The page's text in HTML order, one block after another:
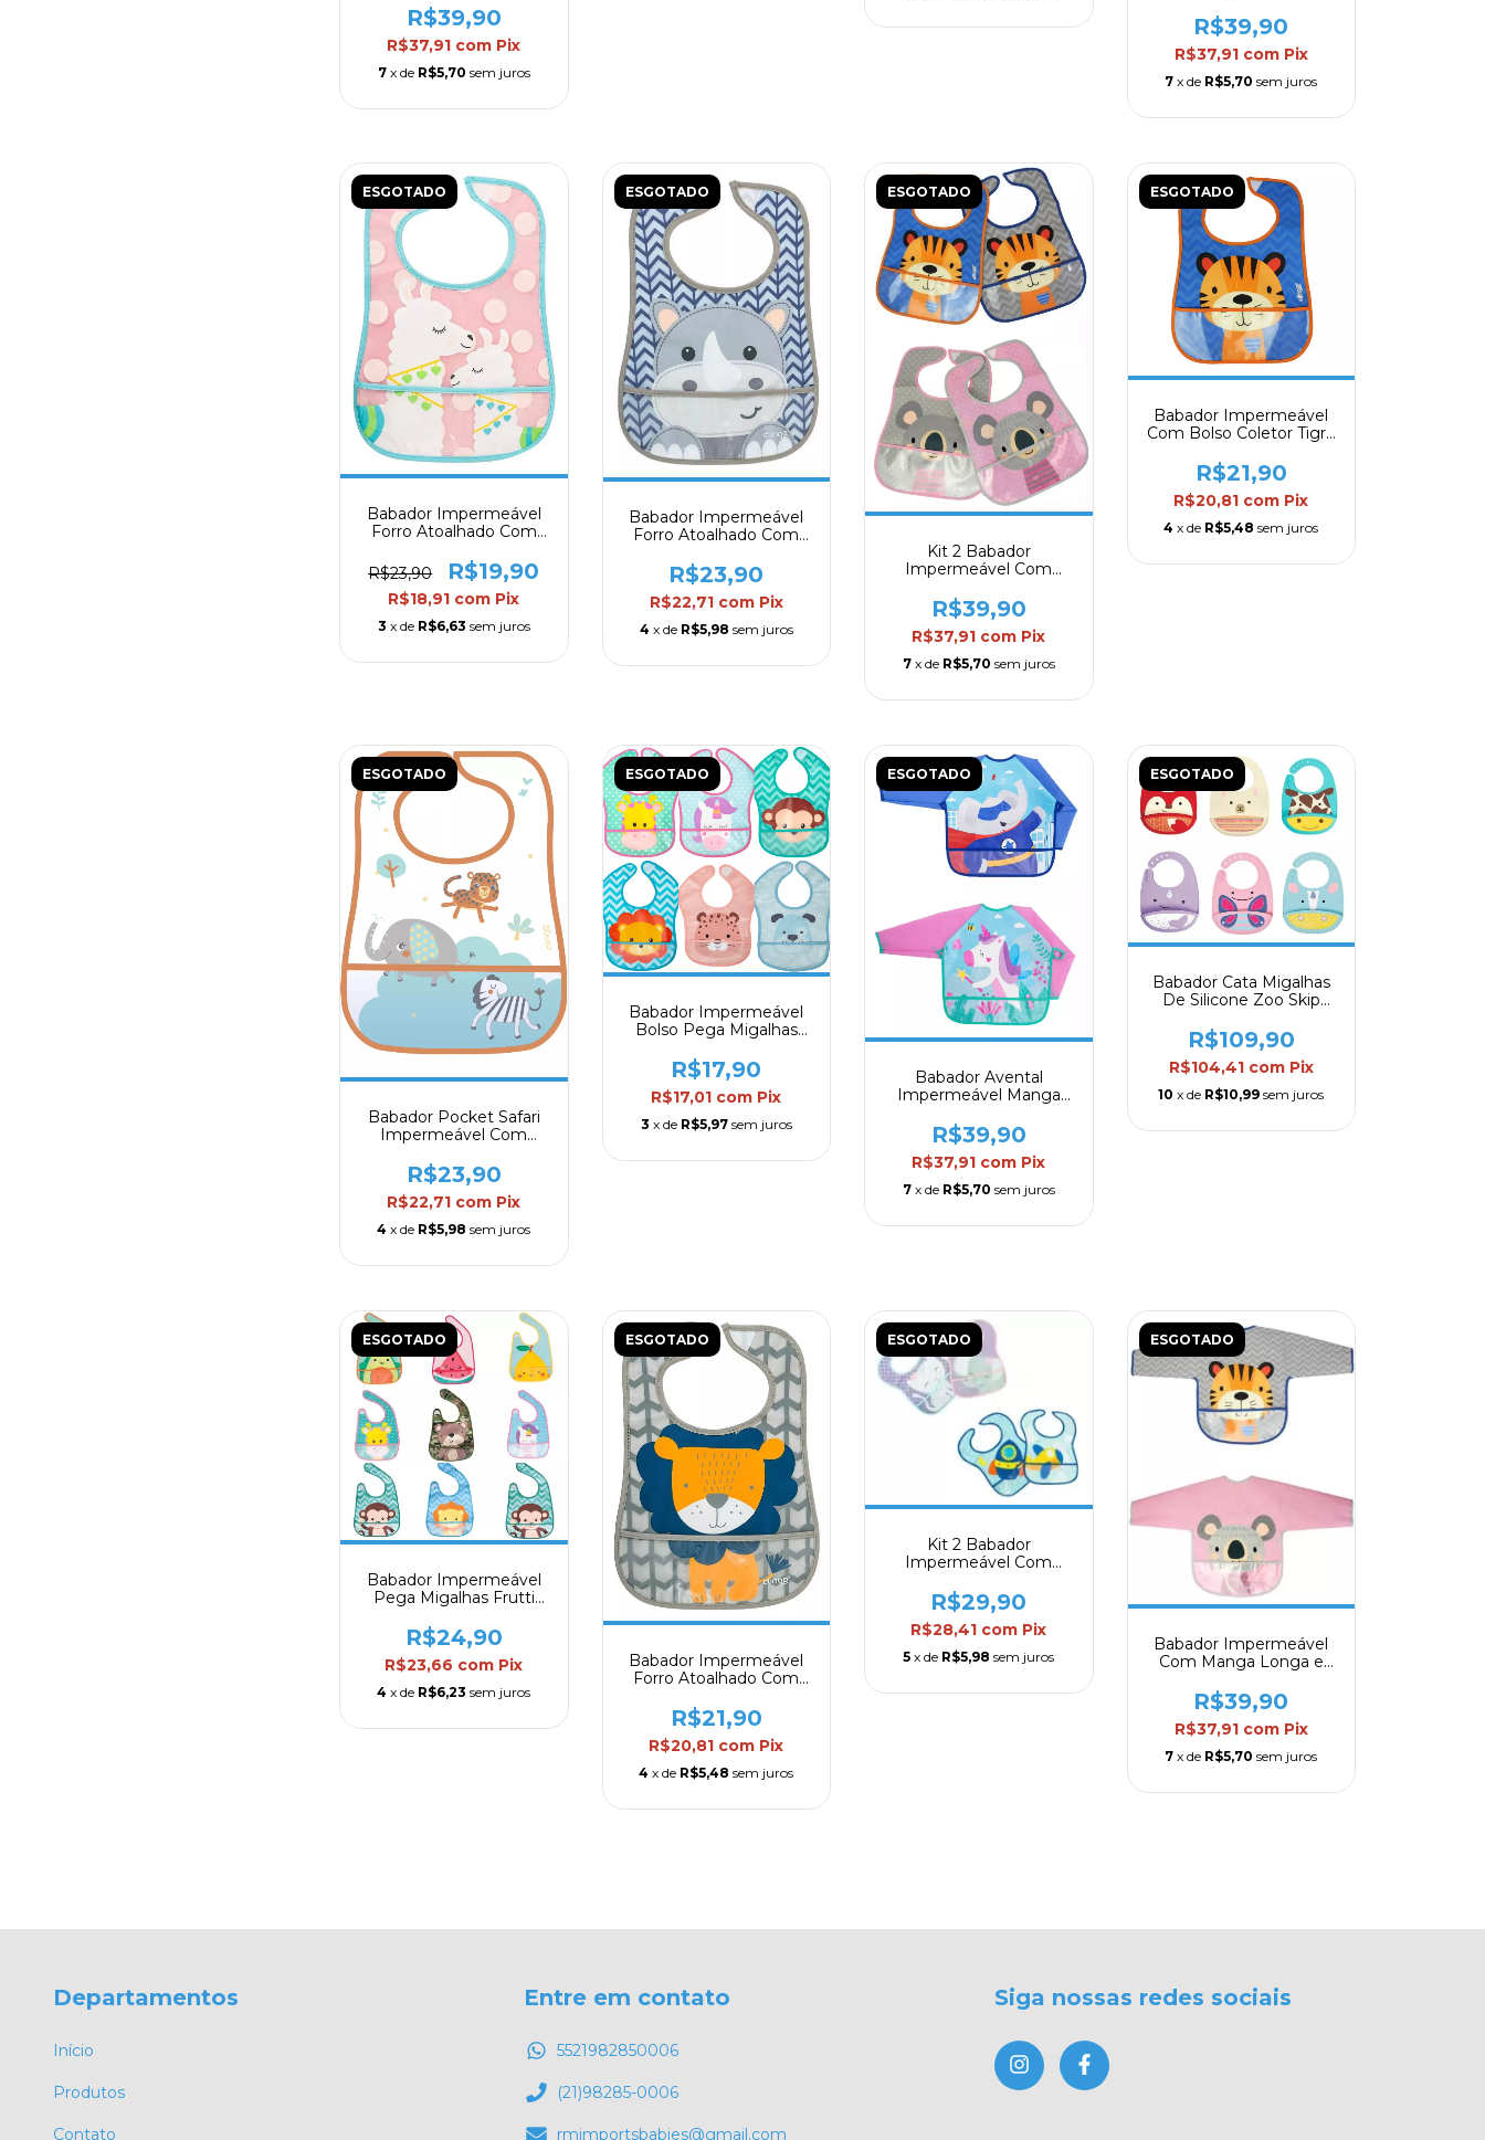
R$39,90
R$37,91 com Pix
7 x de R$5,70 sem juros
R$39,90
R$37,91 com Pix
7 x de R$5,70 sem juros
ESGOTADO
Babador Impermeável
Forro Atoalhado Com
Clingo
R$23,90 R$19,90
R$18,91 com Pix
3 x de R$6,63 sem juros
ESGOTADO
Babador Impermeável
Forro Atoalhado Com
Rinoceronte Clingo
R$23,90
R$22,71 com Pix
4 x de R$5,98 sem juros
ESGOTADO
Kit 2 Babador
Impermeável Com
37cm
R$39,90
R$37,91 com Pix
7 x de R$5,70 sem juros
ESGOTADO
Babador Impermeável
Com Bolso Coletor Tigre
R$21,90
R$20,81 com Pix
4 x de R$5,48 sem juros
ESGOTADO
Babador Pocket Safari
Impermeável Com
R$23,90
R$22,71 com Pix
4 x de R$5,98 sem juros
ESGOTADO
Babador Impermeável
Bolso Pega Migalhas
R$17,90
R$17,01 com Pix
3 x de R$5,97 sem juros
ESGOTADO
Babador Avental
Impermeável Manga
Buba
R$39,90
R$37,91 com Pix
7 x de R$5,70 sem juros
ESGOTADO
Babador Cata Migalhas
De Silicone Zoo Skip
R$109,90
R$104,41 com Pix
10 x de R$10,99 sem juros
ESGOTADO
Babador Impermeável
Pega Migalhas Frutti
R$24,90
R$23,66 com Pix
4 x de R$6,23 sem juros
ESGOTADO
Babador Impermeável
Forro Atoalhado Com
Clingo
R$21,90
R$20,81 com Pix
4 x de R$5,48 sem juros
ESGOTADO
Kit 2 Babador
Impermeável Com
R$29,90
R$28,41 com Pix
5 x de R$5,98 sem juros
ESGOTADO
Babador Impermeável
Com Manga Longa e
R$39,90
R$37,91 com Pix
7 x de R$5,70 sem juros
Departamentos
Início
Produtos
Contato
Entre em contato
5521982850006
(21)98285-0006
rmimportsbabies@gmail.com
Siga nossas redes sociais